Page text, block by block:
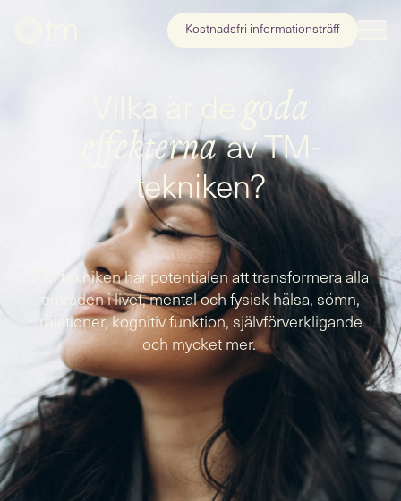
Kostnadsfri informationsträff
Vilka är de
goda
effekternaav TM-
tekniken?
TM tekniken har potentialen att transformera alla
områden i livet, mental och fysisk hälsa, sömn,
relationer, kognitiv funktion, självförverkligande
och mycket mer.